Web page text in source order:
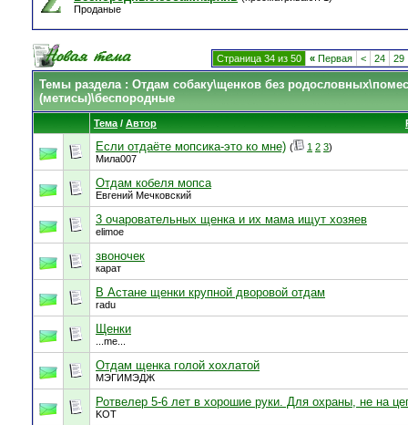
Проданые
Страница 34 из 50 « Первая < 24 29
Темы раздела: Отдам собаку\щенков без
(метисы)\беспородные
Тема / Автор
Если отдаёте мопсика-это ко мне) ( 1 2 3)
Мила007
Отдам кобеля мопса
Евгений Мечковский
3 очаровательных щенка и их мама ищут хозяев
elimoe
звоночек
карат
В Астане щенки крупной дворовой отдам
radu
Щенки
...me...
Отдам щенка голой хохлатой
МЭГИМЭДЖ
Ротвелер 5-6 лет в хорошие руки. Для охраны, не на
KOT